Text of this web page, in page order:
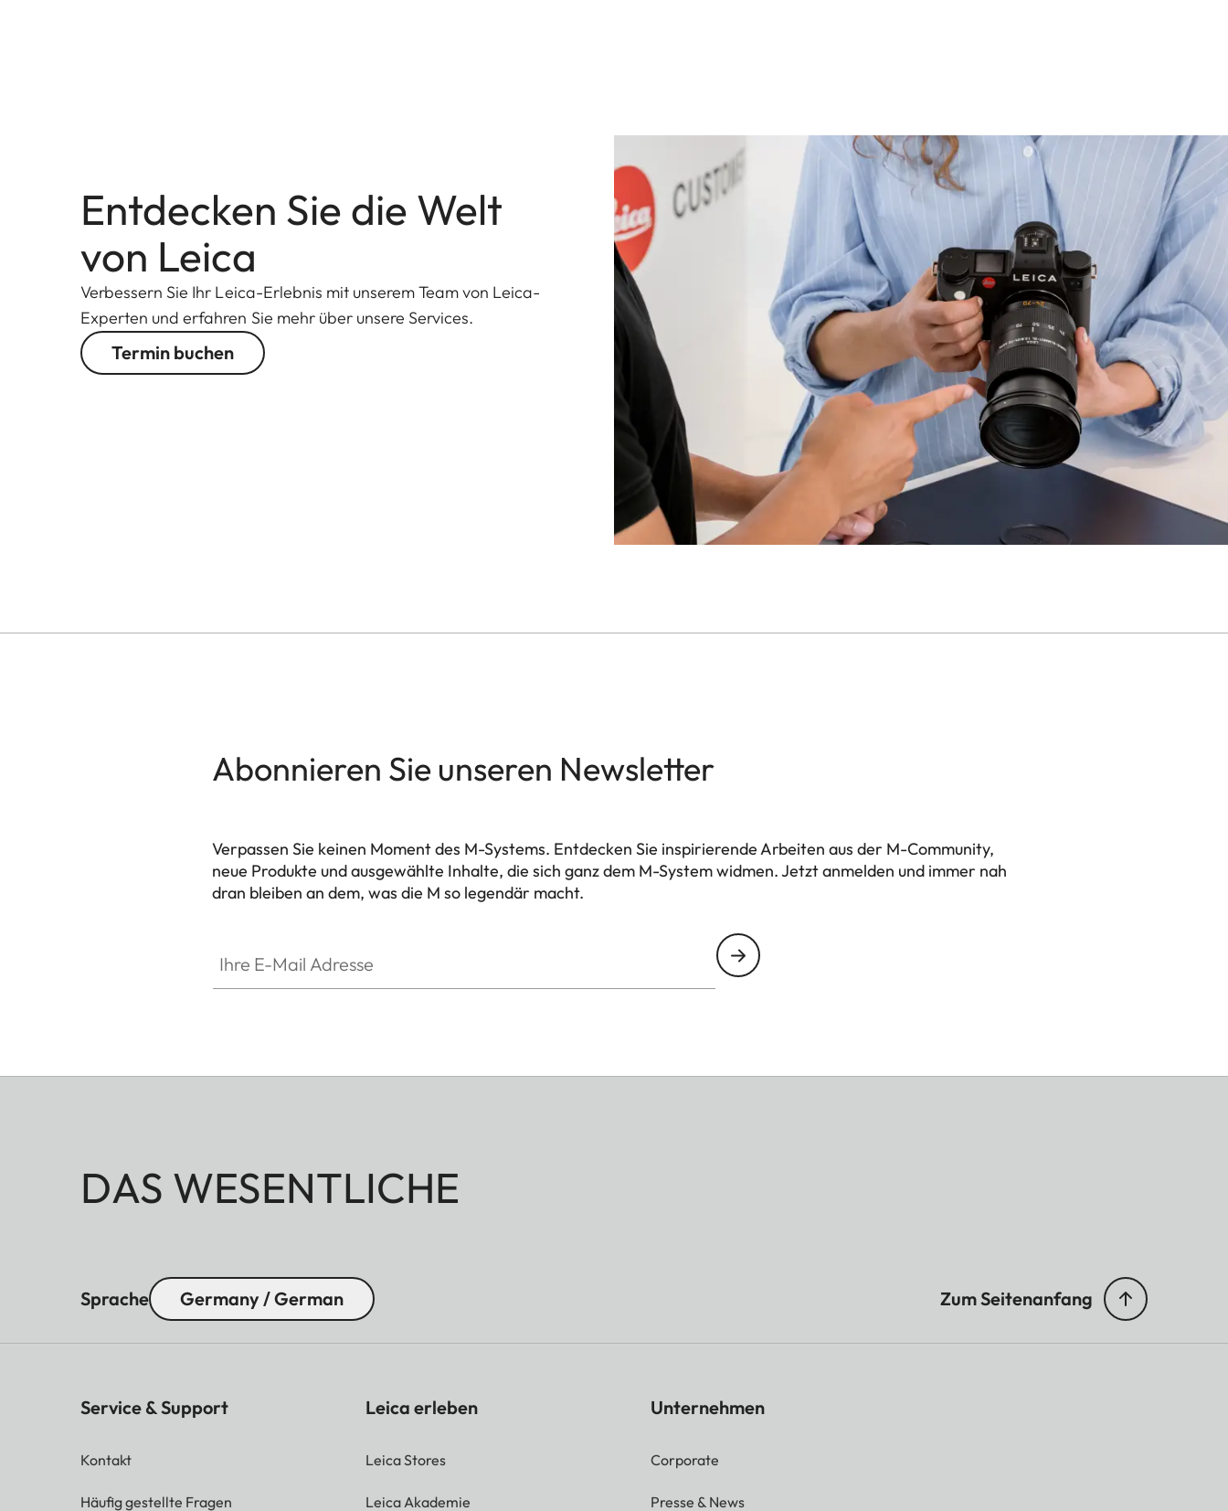
ca. 338 g
Entdecken Sie die Welt
von Leica
Verbessern Sie Ihr Leica-Erlebnis mit unserem Team von Leica-
Experten und erfahren Sie mehr über unsere Services.
Termin buchen
Abonnieren Sie unseren Newsletter
Verpassen Sie keinen Moment des M-Systems. Entdecken Sie inspirierende Arbeiten aus der M-Community,
neue Produkte und ausgewählte Inhalte, die sich ganz dem M-System widmen. Jetzt anmelden und immer nah
dran bleiben an dem, was die M so legendär macht.
DAS WESENTLICHE
Sprache Germany / German Zum Seitenanfang
Service & Support
Kontakt
Häufig gestellte Fragen
Leica erleben
Leica Stores
Leica Akademie
Unternehmen
Corporate
Presse & News